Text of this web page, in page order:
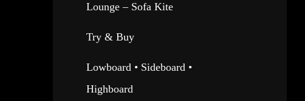
Lounge – Sofa Kite
Try & Buy
Lowboard • Sideboard •
Highboard